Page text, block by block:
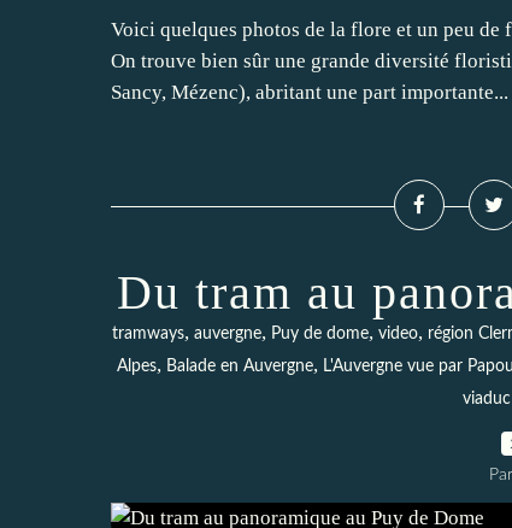
Voici quelques photos de la flore et un peu de
On trouve bien sûr une grande diversité
Sancy, Mézenc), abritant une part importante...
Du tram au
tramways, auvergne, Puy de dome, video, région
Alpes, Balade en Auvergne, L'Auvergne vue par